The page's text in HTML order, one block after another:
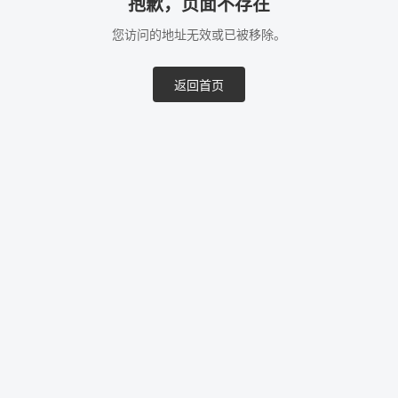
抱歉，页面不存在
您访问的地址无效或已被移除。
返回首页